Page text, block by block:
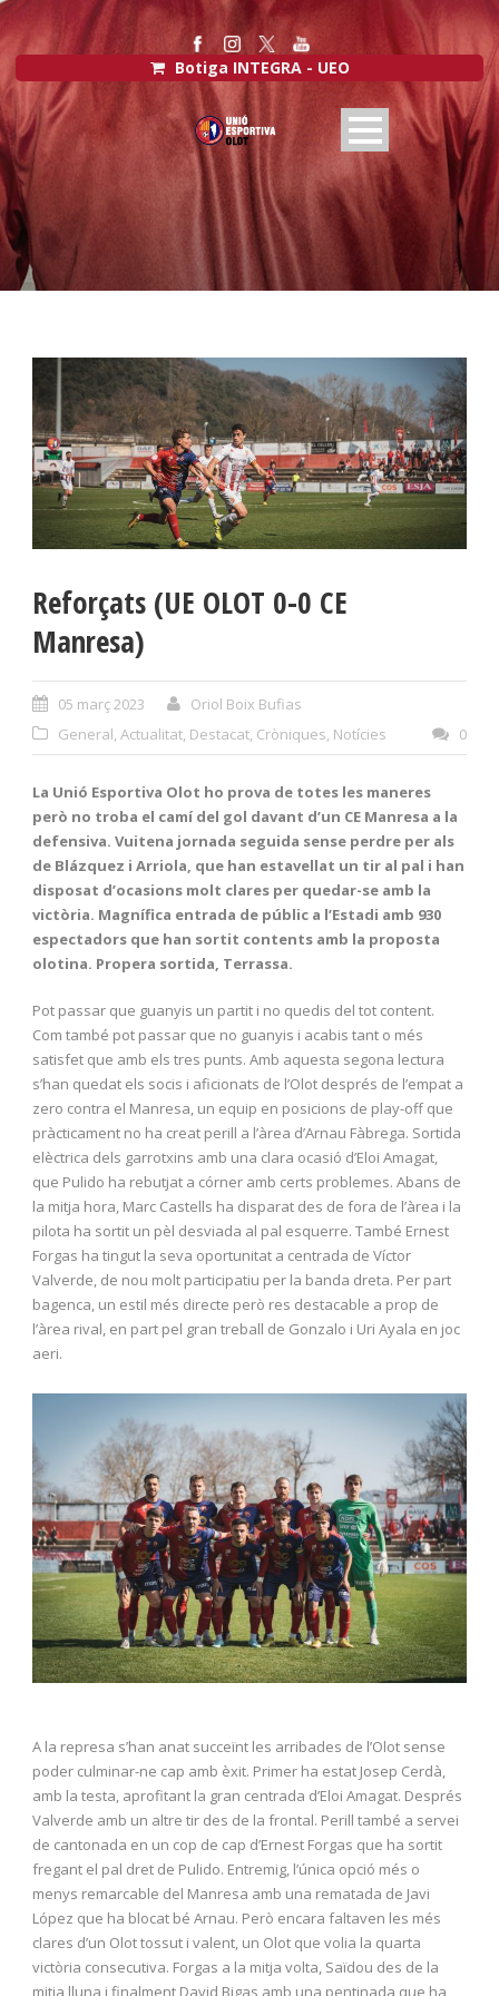
Botiga INTEGRA - UEO
Reforçats (UE OLOT 0-0 CE
Manresa)
05 març 2023
Oriol Boix Bufias
General, Actualitat, Destacat, Cròniques, Notícies 0
La Unió Esportiva Olot ho prova de totes les maneres
però no troba el camí del gol davant d’un CE Manresa a la
defensiva. Vuitena jornada seguida sense perdre per als
de Blázquez i Arriola, que han estavellat un tir al pal i han
disposat d’ocasions molt clares per quedar-se amb la
victòria. Magnífica entrada de públic a l’Estadi amb 930
espectadors que han sortit contents amb la proposta
olotina. Propera sortida, Terrassa.
Pot passar que guanyis un partit i no quedis del tot content.
Com també pot passar que no guanyis i acabis tant o més
satisfet que amb els tres punts. Amb aquesta segona lectura
s’han quedat els socis i aficionats de l’Olot després de l’empat a
zero contra el Manresa, un equip en posicions de play-off que
pràcticament no ha creat perill a l’àrea d’Arnau Fàbrega. Sortida
elèctrica dels garrotxins amb una clara ocasió d’Eloi Amagat,
que Pulido ha rebutjat a córner amb certs problemes. Abans de
la mitja hora, Marc Castells ha disparat des de fora de l’àrea i la
pilota ha sortit un pèl desviada al pal esquerre. També Ernest
Forgas ha tingut la seva oportunitat a centrada de Víctor
Valverde, de nou molt participatiu per la banda dreta. Per part
bagenca, un estil més directe però res destacable a prop de
l’àrea rival, en part pel gran treball de Gonzalo i Uri Ayala en joc
aeri.
A la represa s’han anat succeïnt les arribades de l’Olot sense
poder culminar-ne cap amb èxit. Primer ha estat Josep Cerdà,
amb la testa, aprofitant la gran centrada d’Eloi Amagat. Després
Valverde amb un altre tir des de la frontal. Perill també a servei
de cantonada en un cop de cap d’Ernest Forgas que ha sortit
fregant el pal dret de Pulido. Entremig, l’única opció més o
menys remarcable del Manresa amb una rematada de Javi
López que ha blocat bé Arnau. Però encara faltaven les més
clares d’un Olot tossut i valent, un Olot que volia la quarta
victòria consecutiva. Forgas a la mitja volta, Saïdou des de la
mitja lluna i finalment David Bigas amb una pentinada que ha